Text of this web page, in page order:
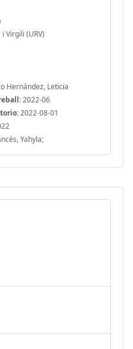
Virgili (URV)
Hernández, Leticia
2022-06
2022-08-01
Yahyla;